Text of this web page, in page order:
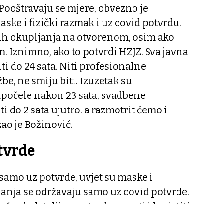
se mjere, obvezno je
i fizički razmak i uz covid potvrdu.
okupljanja na otvorenom, osim ako
Iznimno, ako to potvrdi HZJZ. Sva javna
do 24 sata. Niti profesionalne
ne smiju biti. Izuzetak su
nakon 23 sata, svadbene
do 2 sata ujutro. a razmotrit ćemo i
je Božinović.
uz potvrde, uvjet su maske i
se održavaju samo uz covid potvrde.